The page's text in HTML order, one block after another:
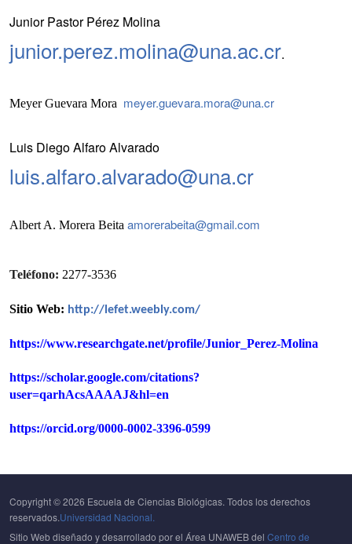
Junior Pastor Pérez Molina
junior.perez.molina@una.ac.cr.
Meyer Guevara Mora meyer.guevara.mora@una.cr
Luis Diego Alfaro Alvarado
luis.alfaro.alvarado@una.cr
Albert A. Morera Beita amorerabeita@gmail.com
Teléfono: 2277-3536
Sitio Web: http://lefet.weebly.com/
https://www.researchgate.net/profile/Junior_Perez-Molina
https://scholar.google.com/citations?
user=qarhAcsAAAAJ&hl=en
https://orcid.org/0000-0002-3396-0599
Copyright © 2026 Escuela de Ciencias Biológicas. Todos los derechos
reservados.Universidad Nacional.
Sitio Web diseñado y desarrollado por el Área UNAWEB del Centro de